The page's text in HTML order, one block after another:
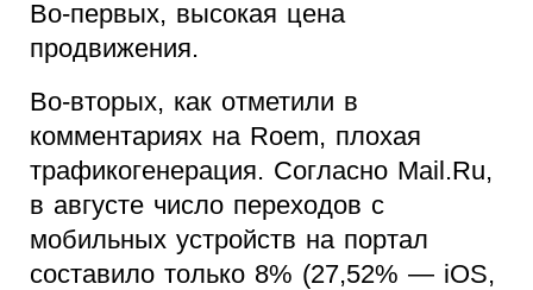
Во-первых, высокая цена
продвижения.
Во-вторых, как отметили в
комментариях на Roem, плохая
трафикогенерация. Согласно Mail.Ru,
в августе число переходов с
мобильных устройств на портал
составило только 8% (27,52% — iOS,